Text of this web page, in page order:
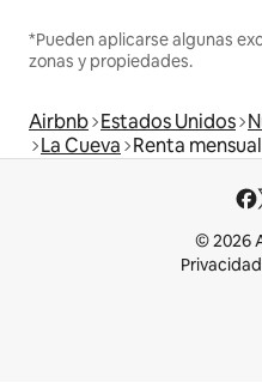
*Pueden aplicarse algunas
zonas y propiedades.
Airbnb Estados Unidos
La Cueva Renta
© 2026
Privacidad